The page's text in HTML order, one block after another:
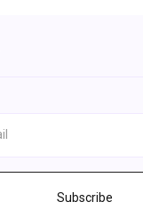
Subscribe